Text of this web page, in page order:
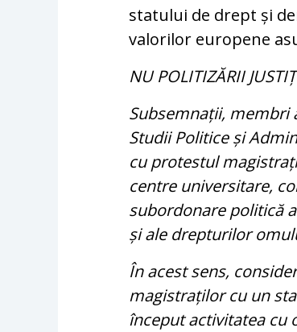
statului de drept și
valorilor europene
NU POLITIZĂRII
Subsemnații, membri
Studii Politice și
cu protestul
centre universitare,
subordonare politică
și ale drepturilor
În acest sens,
magistraților cu un
început activitatea cu